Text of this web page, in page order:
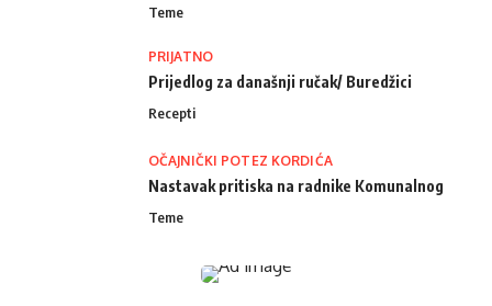
Teme
PRIJATNO
Prijedlog za današnji ručak/ Buredžici
Recepti
OČAJNIČKI POTEZ KORDIĆA
Nastavak pritiska na radnike Komunalnog
Teme